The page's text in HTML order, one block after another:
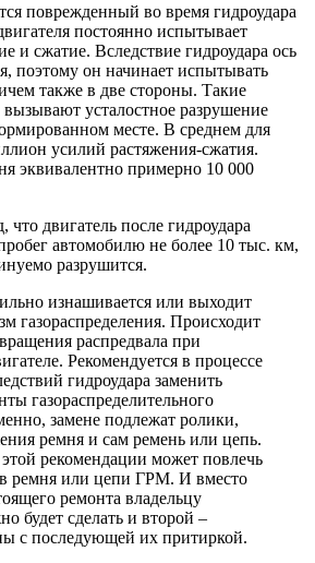
поврежденный во время гидроудара
постоянно испытывает
и сжатие. Вследствие гидроудара ось
поэтому он начинает испытывать
также в две стороны. Такие
усталостное разрушение
месте. В среднем для
усилий растяжения-сжатия.
эквивалентно примерно 10 000
двигатель после гидроудара
автомобилю не более 10 тыс. км,
разрушится.
изнашивается или выходит
газораспределения. Происходит
распредвала при
Рекомендуется в процессе
гидроудара заменить
газораспределительного
замене подлежат ролики,
ремня и сам ремень или цепь.
рекомендации может повлечь
ремня или цепи ГРМ. И вместо
ремонта владельцу
будет сделать и второй –
с последующей их притиркой.